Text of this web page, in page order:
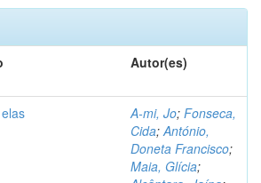
Autor(es)
A-mi, Jo; Fonseca,
Cida;António,
Doneta Francisco;
Maia, Glícia;